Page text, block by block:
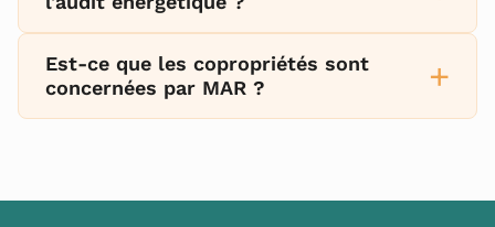
Est-ce que les copropriétés sont
concernées par MAR ?
+